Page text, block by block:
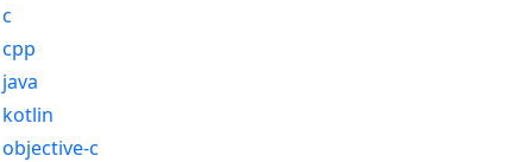
c
cpp
java
kotlin
objective-c